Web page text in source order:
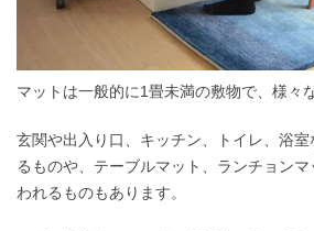
マットは一般的に1畳未満の敷物で、様々
玄関や出入り口、キッチン、トイレ、浴
るものや、テーブルマット、ランチョン
われるものもあります。